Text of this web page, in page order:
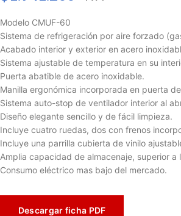
Modelo CMUF-60
Sistema de refrigeración por aire forzado
Acabado interior y exterior en acero
Sistema ajustable de temperatura en su
Puerta abatible de acero inoxidable.
Manilla ergonómica incorporada en puerta
Sistema auto-stop de ventilador interior al
Diseño elegante sencillo y de fácil limpieza.
Incluye cuatro ruedas, dos con frenos
Incluye una parrilla cubierta de vinilo
Amplia capacidad de almacenaje, superior a
Consumo eléctrico mas bajo del mercado.
Descargar ficha PDF